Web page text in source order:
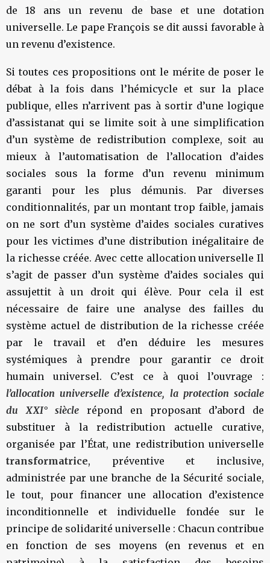
de 18 ans un revenu de base et une dotation
universelle. Le pape François se dit aussi favorable à
un revenu d’existence.
Si toutes ces propositions ont le mérite de poser le
débat à la fois dans l’hémicycle et sur la place
publique, elles n’arrivent pas à sortir d’une logique
d’assistanat qui se limite soit à une simplification
d’un système de redistribution complexe, soit au
mieux à l’automatisation de l’allocation d’aides
sociales sous la forme d’un revenu minimum
garanti pour les plus démunis. Par diverses
conditionnalités, par un montant trop faible, jamais
on ne sort d’un système d’aides sociales curatives
pour les victimes d’une distribution inégalitaire de
la richesse créée. Avec cette allocation universelle Il
s’agit de passer d’un système d’aides sociales qui
assujettit à un droit qui élève. Pour cela il est
nécessaire de faire une analyse des failles du
système actuel de distribution de la richesse créée
par le travail et d’en déduire les mesures
systémiques à prendre pour garantir ce droit
humain universel. C’est ce à quoi l’ouvrage :
l’allocation universelle d’existence, la protection sociale
du XXI° siècle répond en proposant d’abord de
substituer à la redistribution actuelle curative,
organisée par l’État, une redistribution universelle
transformatrice, préventive et inclusive,
administrée par une branche de la Sécurité sociale,
le tout, pour financer une allocation d’existence
inconditionnelle et individuelle fondée sur le
principe de solidarité universelle : Chacun contribue
en fonction de ses moyens (en revenus et en